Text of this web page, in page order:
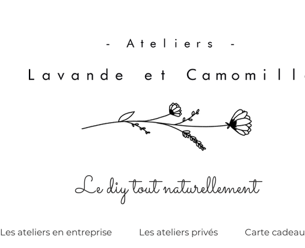
Le diy tout naturellement
Les ateliers en entreprise Les ateliers privés Carte cadeau